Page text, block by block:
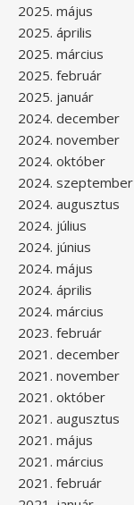
2025. május
2025. április
2025. március
2025. február
2025. január
2024. december
2024. november
2024. október
2024. szeptember
2024. augusztus
2024. július
2024. június
2024. május
2024. április
2024. március
2023. február
2021. december
2021. november
2021. október
2021. augusztus
2021. május
2021. március
2021. február